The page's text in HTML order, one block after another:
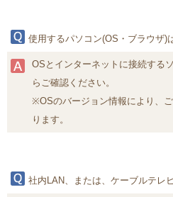
使用するパソコン(OS・ブラウザ)
OSとインターネットに接続する
らご確認ください。
※OSのバージョン情報により、
ります。
社内LAN、または、ケーブルテレ